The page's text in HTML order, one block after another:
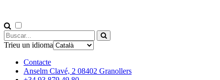
Trieu un idioma
Contacte
Anselm Clavé, 2 08402 Granollers